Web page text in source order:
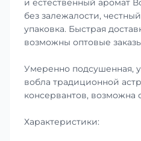
и естественный аромат
без залежалости,
упаковка. Быстрая
возможны оптовые
Умеренно подсушенная,
вобла традиционной
консервантов, возможна
Характеристики: